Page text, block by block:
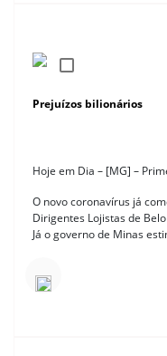
Prejuízos bilionários
Hoje em Dia – [MG] –
O novo coronavírus já
Dirigentes Lojistas de
Já o governo de Minas